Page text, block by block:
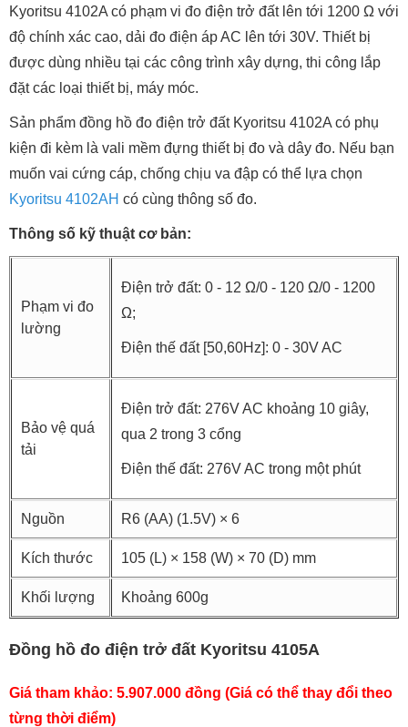
Kyoritsu 4102A có phạm vi đo điện trở đất lên tới 1200 Ω với
độ chính xác cao, dải đo điện áp AC lên tới 30V. Thiết bị
được dùng nhiều tại các công trình xây dựng, thi công lắp
đặt các loại thiết bị, máy móc.
Sản phẩm đồng hồ đo điện trở đất Kyoritsu 4102A có phụ
kiện đi kèm là vali mềm đựng thiết bị đo và dây đo. Nếu bạn
muốn vai cứng cáp, chống chịu va đập có thể lựa chọn
Kyoritsu 4102AH có cùng thông số đo.
Thông số kỹ thuật cơ bản:
Phạm vi đo
lường
Điện trở đất: 0 - 12 Ω/0 - 120 Ω/0 - 1200
Ω;
Điện thế đất [50,60Hz]: 0 - 30V AC
Bảo vệ quá
tải
Điện trở đất: 276V AC khoảng 10 giây,
qua 2 trong 3 cổng
Điện thế đất: 276V AC trong một phút
Nguồn R6 (AA) (1.5V) × 6
Kích thước 105 (L) × 158 (W) × 70 (D) mm
Khối lượng Khoảng 600g
Đồng hồ đo điện trở đất Kyoritsu 4105A
Giá tham khảo: 5.907.000 đồng (Giá có thể thay đổi theo
từng thời điểm)